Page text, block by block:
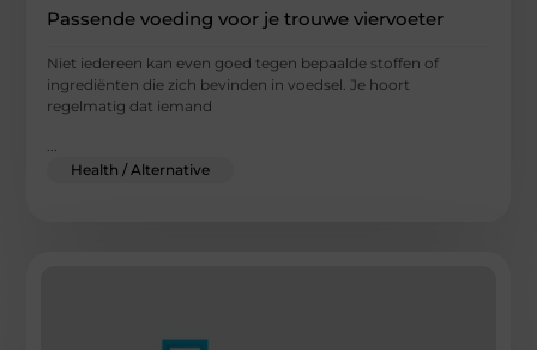
Passende voeding voor je trouwe viervoeter
Niet iedereen kan even goed tegen bepaalde stoffen of
ingrediënten die zich bevinden in voedsel. Je hoort
regelmatig dat iemand
Health / Alternative